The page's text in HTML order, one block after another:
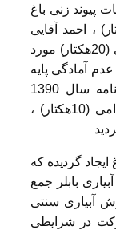
باغ در سال 1389 عملیات پیوند زنی باغ
از ارقام اکبری (5 هکتار) ، احمد آقایی
(15هکتار) سفید بادامی (10هکتار) وفندقی (20هکتار) مورد
آمادگی پایه
جهت عملیات پیوندزنی دردستور کار برنامه سال 1390
قرارگرفت وبا استفاده ازارقام سفید بادامی (10هکتار) ،
باغ ایجاد گردیده که
بابلر جمع
آبیاری سنتی
در شرایطی